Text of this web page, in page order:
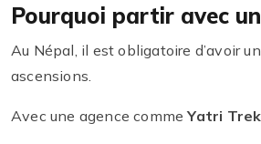
Pourquoi partir avec
Au Népal, il est obligatoire d’avoir
ascensions.
Avec une agence commeYatri